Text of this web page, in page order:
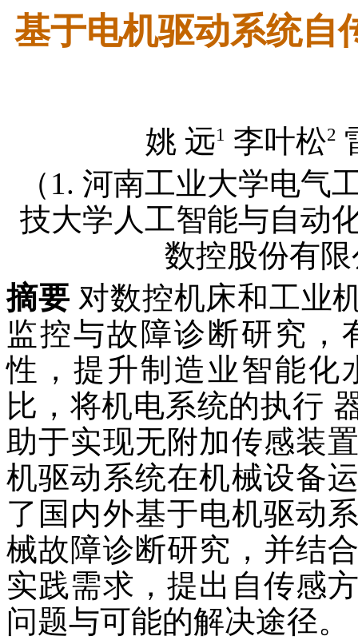
基于电机驱动系统自
姚 远1 李叶松2
（1. 河南工业大学电气
技大学人工智能与自动
数控股份有
摘要 对数控机床和工业
监控与故障诊断研究，
性，提升制造业智能化
比，将机电系统的执行
助于实现无附加传感装
机驱动系统在机械设备
了国内外基于电机驱动
械故障诊断研究，并结
实践需求，提出自传感
问题与可能的解决途径。